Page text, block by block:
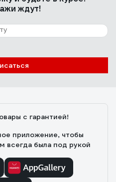
черный, 3м
приличный. Резьба нигде
ждут!
с гарантией!
приложение, чтобы
всегда была под рукой